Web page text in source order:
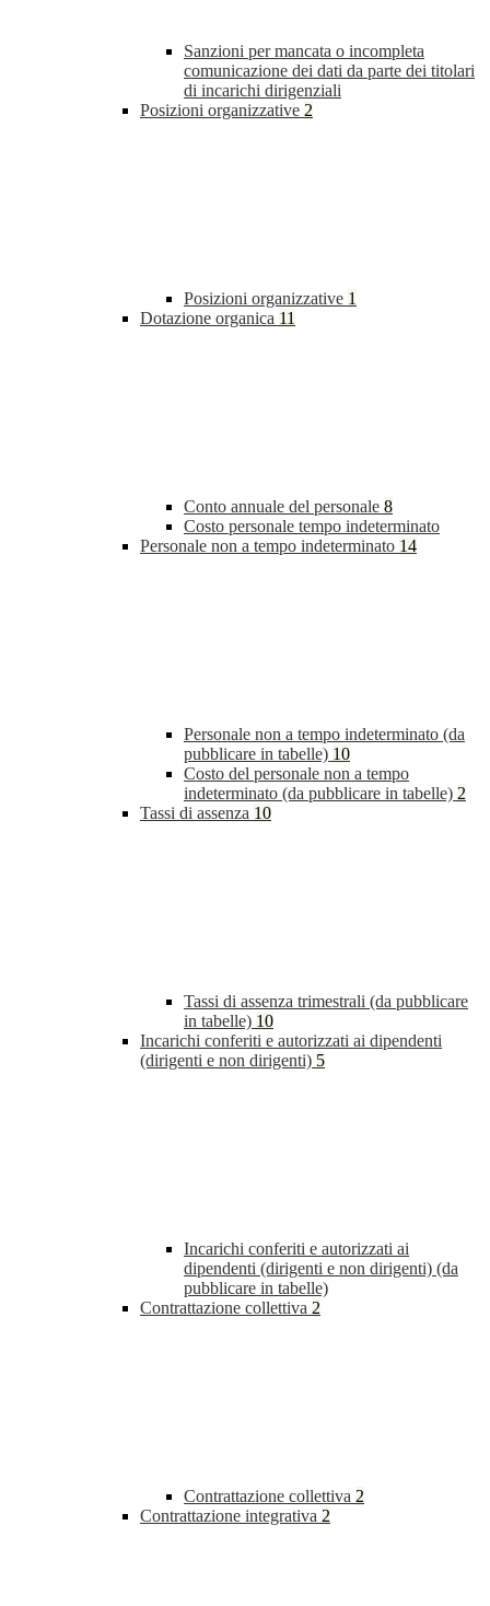
Sanzioni per mancata o incompleta
comunicazione dei dati da parte dei titolari
di incarichi dirigenziali
Posizioni organizzative 2
Posizioni organizzative 1
Dotazione organica 11
Conto annuale del personale 8
Costo personale tempo indeterminato
Personale non a tempo indeterminato 14
Personale non a tempo indeterminato (da
pubblicare in tabelle) 10
Costo del personale non a tempo
indeterminato (da pubblicare in tabelle) 2
Tassi di assenza 10
Tassi di assenza trimestrali (da pubblicare
in tabelle) 10
Incarichi conferiti e autorizzati ai dipendenti
(dirigenti e non dirigenti) 5
Incarichi conferiti e autorizzati ai
dipendenti (dirigenti e non dirigenti) (da
pubblicare in tabelle)
Contrattazione collettiva 2
Contrattazione collettiva 2
Contrattazione integrativa 2